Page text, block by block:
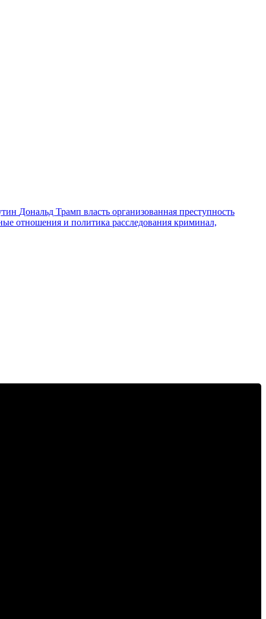
Дональд Трамп власть организованная преступность
отношения и политика расследования криминал,